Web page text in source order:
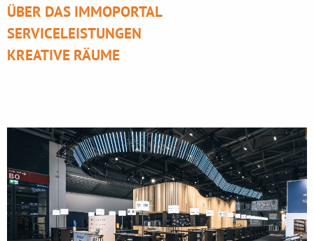
ÜBER DAS IMMOPORTAL
SERVICELEISTUNGEN
KREATIVE RÄUME